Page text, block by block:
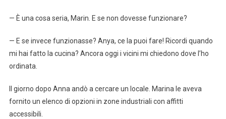
— È una cosa seria, Marin. E se non dovesse funzionare?
— E se invece funzionasse? Anya, ce la puoi fare! Ricordi quando
mi hai fatto la cucina? Ancora oggi i vicini mi chiedono dove l’ho
ordinata.
Il giorno dopo Anna andò a cercare un locale. Marina le aveva
fornito un elenco di opzioni in zone industriali con affitti
accessibili.